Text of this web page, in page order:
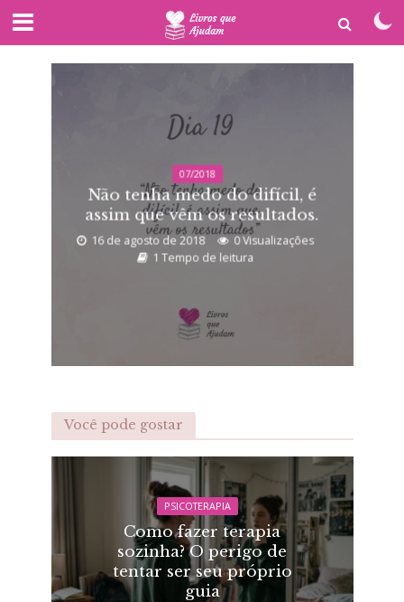
07/2018
Não tenha medo do difícil, é
assim que vêm os resultados.
16 de agosto de 2018
0 Visualizações
1 Tempo de leitura
Você pode gostar
PSICOTERAPIA
Como fazer terapia
sozinha? O perigo de
tentar ser seu próprio
guia